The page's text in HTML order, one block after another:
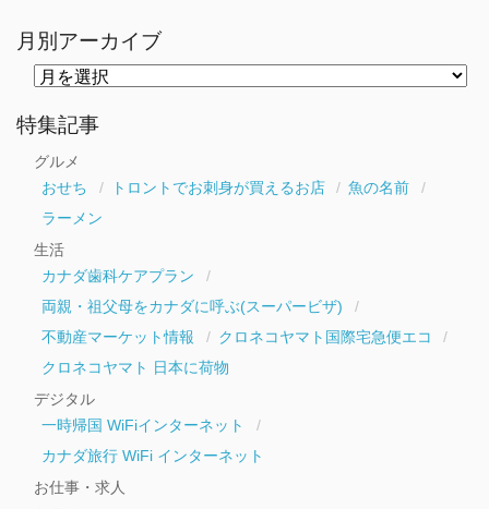
月別アーカイブ
ー
カ
特集記事
グルメ
おせち
トロントでお刺身が買えるお店
魚の名前
ラーメン
生活
カナダ歯科ケアプラン
両親・祖父母をカナダに呼ぶ(スーパービザ)
不動産マーケット情報
クロネコヤマト国際宅急便エコ
クロネコヤマト 日本に荷物
デジタル
一時帰国 WiFiインターネット
カナダ旅行 WiFi インターネット
お仕事・求人